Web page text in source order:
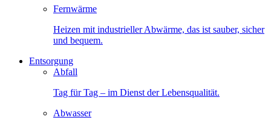
Fernwärme
Heizen mit industrieller Abwärme, das ist sauber, sicher
und bequem.
Entsorgung
Abfall
Tag für Tag – im Dienst der Lebensqualität.
Abwasser